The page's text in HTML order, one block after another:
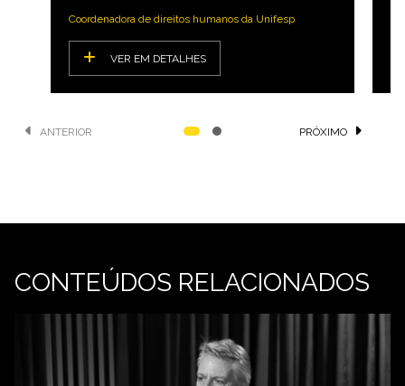
Coordenadora de direitos humanos da Unifesp
VER EM DETALHES
ANTERIOR PRÓXIMO
CONTEÚDOS RELACIONADOS